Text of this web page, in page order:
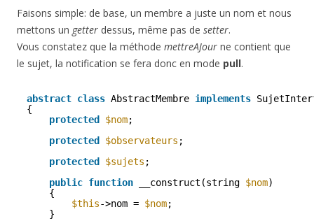
Faisons simple: de base, un membre a juste un nom et nous
mettons un getter dessus, même pas de setter.
Vous constatez que la méthode mettreAJour ne contient que
le sujet, la notification se fera donc en mode pull.
abstract class AbstractMembre implements
{
protected
$nom;
protected
$observateurs ;
protected
$sujets ;
public function __construct(string $nom)
{
$this->nom = $nom;
}